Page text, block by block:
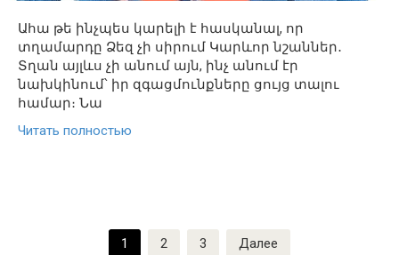
Ահա թե ինչպես կարելի է հասկանալ, որ
տղամարդը Ձեզ չի սիրում Կարևոր նշաններ․
Տղան այլևս չի անում այն, ինչ անում էր
նախկինում՝ իր զգացմունքները ցույց տալու
համար։ Նա
Читать полностью
1 2 3 Далее